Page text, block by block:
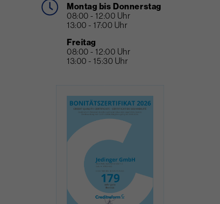
Montag bis Donnerstag
08:00 - 12:00 Uhr
13:00 - 17:00 Uhr
Freitag
08:00 - 12:00 Uhr
13:00 - 15:30 Uhr